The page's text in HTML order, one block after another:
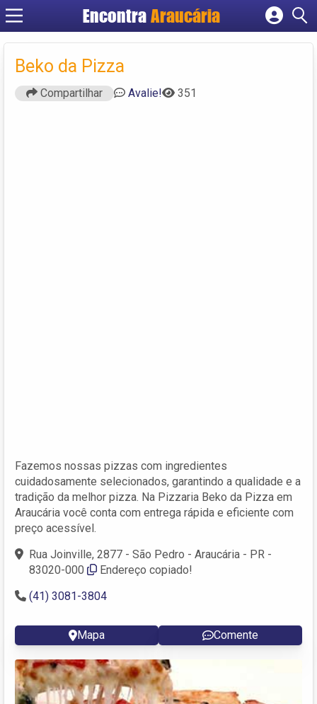
EncontraAraucária
Cadastrar empresa
Beko da Pizza
Compartilhar Avalie! 351
Fazemos nossas pizzas com ingredientes
cuidadosamente selecionados, garantindo a qualidade e a
tradição da melhor pizza. Na Pizzaria Beko da Pizza em
Araucária você conta com entrega rápida e eficiente com
preço acessível.
Rua Joinville, 2877 - São Pedro - Araucária - PR -
83020-000
Endereço copiado!
(41) 3081-3804
Mapa Comente